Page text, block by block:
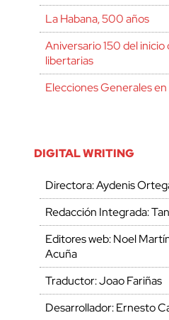
La Habana, 500 años
Aniversario 150 del inicio
libertarias
Elecciones Generales
DIGITAL WRITING
Directora: Aydenis
Redacción Integrada:
Editores web: Noel
Acuña
Traductor: Joao Fariñas
Desarrollador: Ernesto